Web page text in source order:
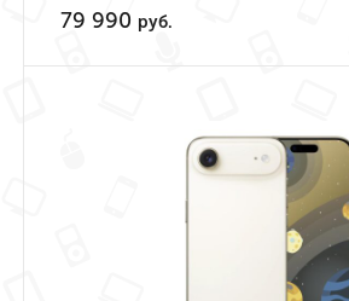
79 990 руб.